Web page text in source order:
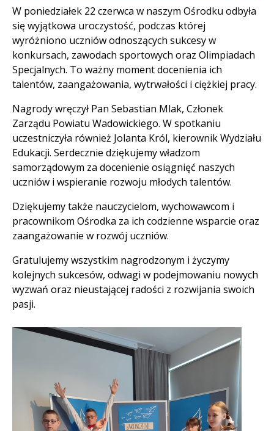
Treść
W poniedziałek 22 czerwca w naszym Ośrodku odbyła
się wyjątkowa uroczystość, podczas której
wyróżniono uczniów odnoszących sukcesy w
konkursach, zawodach sportowych oraz Olimpiadach
Specjalnych. To ważny moment docenienia ich
talentów, zaangażowania, wytrwałości i ciężkiej pracy.
Nagrody wręczył Pan Sebastian Mlak, Członek
Zarządu Powiatu Wadowickiego. W spotkaniu
uczestniczyła również Jolanta Król, kierownik Wydziału
Edukacji. Serdecznie dziękujemy władzom
samorządowym za docenienie osiągnięć naszych
uczniów i wspieranie rozwoju młodych talentów.
Dziękujemy także nauczycielom, wychowawcom i
pracownikom Ośrodka za ich codzienne wsparcie oraz
zaangażowanie w rozwój uczniów.
Gratulujemy wszystkim nagrodzonym i życzymy
kolejnych sukcesów, odwagi w podejmowaniu nowych
wyzwań oraz nieustającej radości z rozwijania swoich
pasji.